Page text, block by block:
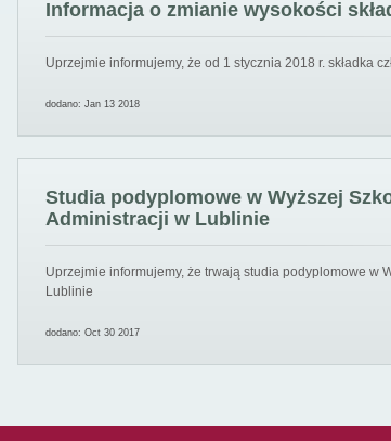
Informacja o zmianie wysokości
Uprzejmie informujemy, że od 1 stycznia 2018 r. składka
dodano: Jan 13 2018
Studia podyplomowe w Wyższej
Administracji w Lublinie
Uprzejmie informujemy, że trwają studia podyplomowe w
Lublinie
dodano: Oct 30 2017